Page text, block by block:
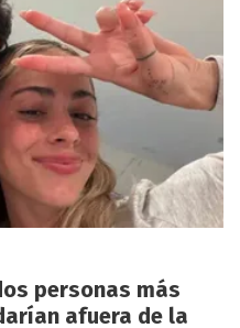
personas más
afuera de la